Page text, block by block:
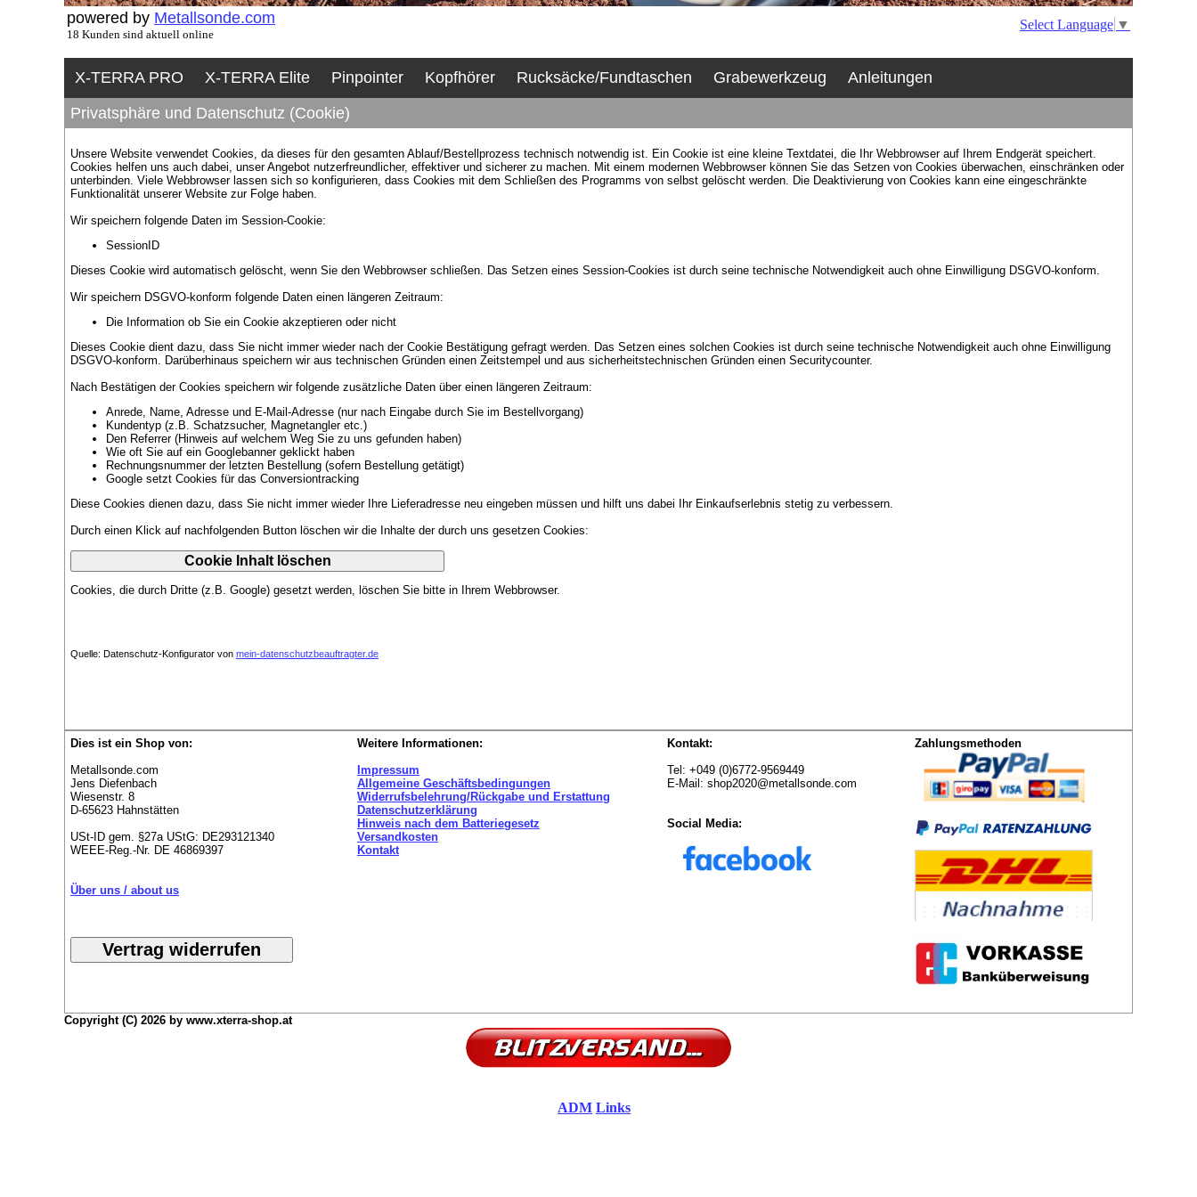
powered by Metallsonde.com
18 Kunden sind aktuell online
Select Language ▼
X-TERRA PRO X-TERRA Elite Pinpointer Kopfhörer Rucksäcke/Fundtaschen Grabewerkzeug
Anleitungen
Privatsphäre und Datenschutz (Cookie)
Unsere Website verwendet Cookies, da dieses für den gesamten Ablauf/Bestellprozess technisch notwendig ist. Ein Cookie ist eine kleine Textdatei, die Ihr Webbrowser auf Ihrem Endgerät speichert.
Cookies helfen uns auch dabei, unser Angebot nutzerfreundlicher, effektiver und sicherer zu machen. Mit einem modernen Webbrowser können Sie das Setzen von Cookies überwachen, einschränken oder
unterbinden. Viele Webbrowser lassen sich so konfigurieren, dass Cookies mit dem Schließen des Programms von selbst gelöscht werden. Die Deaktivierung von Cookies kann eine eingeschränkte
Funktionalität unserer Website zur Folge haben.
Wir speichern folgende Daten im Session-Cookie:
SessionID
Dieses Cookie wird automatisch gelöscht, wenn Sie den Webbrowser schließen. Das Setzen eines Session-Cookies ist durch seine technische Notwendigkeit auch ohne Einwilligung DSGVO-konform.
Wir speichern DSGVO-konform folgende Daten einen längeren Zeitraum:
Die Information ob Sie ein Cookie akzeptieren oder nicht
Dieses Cookie dient dazu, dass Sie nicht immer wieder nach der Cookie Bestätigung gefragt werden. Das Setzen eines solchen Cookies ist durch seine technische Notwendigkeit auch ohne Einwilligung
DSGVO-konform. Darüberhinaus speichern wir aus technischen Gründen einen Zeitstempel und aus sicherheitstechnischen Gründen einen Securitycounter.
Nach Bestätigen der Cookies speichern wir folgende zusätzliche Daten über einen längeren Zeitraum:
Anrede, Name, Adresse und E-Mail-Adresse (nur nach Eingabe durch Sie im Bestellvorgang)
Kundentyp (z.B. Schatzsucher, Magnetangler etc.)
Den Referrer (Hinweis auf welchem Weg Sie zu uns gefunden haben)
Wie oft Sie auf ein Googlebanner geklickt haben
Rechnungsnummer der letzten Bestellung (sofern Bestellung getätigt)
Google setzt Cookies für das Conversiontracking
Diese Cookies dienen dazu, dass Sie nicht immer wieder Ihre Lieferadresse neu eingeben müssen und hilft uns dabei Ihr Einkaufserlebnis stetig zu verbessern.
Durch einen Klick auf nachfolgenden Button löschen wir die Inhalte der durch uns gesetzen Cookies:
Cookies, die durch Dritte (z.B. Google) gesetzt werden, löschen Sie bitte in Ihrem Webbrowser.
Quelle: Datenschutz-Konfigurator von mein-datenschutzbeauftragter.de
Dies ist ein Shop von:
Metallsonde.com
Jens Diefenbach
Wiesenstr. 8
D-65623 Hahnstätten
USt-ID gem. §27a UStG: DE293121340
WEEE-Reg.-Nr. DE 46869397
Über uns / about us
Weitere Informationen:
Impressum
Allgemeine Geschäftsbedingungen
Widerrufsbelehrung/Rückgabe und Erstattung
Datenschutzerklärung
Hinweis nach dem Batteriegesetz
Versandkosten
Kontakt
Kontakt:
Tel: +049 (0)6772-9569449
E-Mail: shop2020@metallsonde.com
Social Media:
Zahlungsmethoden
Copyright (C) 2026 by www.xterra-shop.at
ADM Links